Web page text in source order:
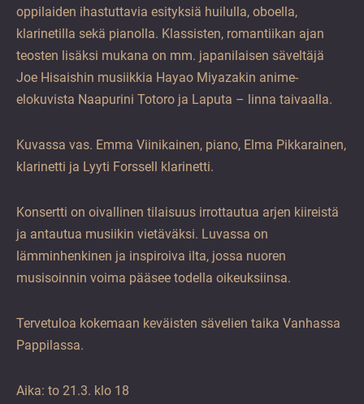
oppilaiden ihastuttavia esityksiä huilulla, oboella,
klarinetilla sekä pianolla. Klassisten, romantiikan ajan
teosten lisäksi mukana on mm. japanilaisen säveltäjä
Joe Hisaishin musiikkia Hayao Miyazakin anime-
elokuvista Naapurini Totoro ja Laputa – linna taivaalla.
Kuvassa vas. Emma Viinikainen, piano, Elma Pikkarainen,
klarinetti ja Lyyti Forssell klarinetti.
Konsertti on oivallinen tilaisuus irrottautua arjen kiireistä
ja antautua musiikin vietäväksi. Luvassa on
lämminhenkinen ja inspiroiva ilta, jossa nuoren
musisoinnin voima pääsee todella oikeuksiinsa.
Tervetuloa kokemaan keväisten sävelien taika Vanhassa
Pappilassa.
Aika: to 21.3. klo 18